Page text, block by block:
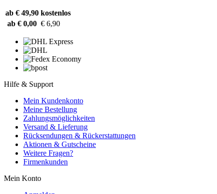
ab € 49,90 kostenlos
ab € 0,00 € 6,90
Hilfe & Support
Mein Kundenkonto
Meine Bestellung
Zahlungsmöglichkeiten
Versand & Lieferung
Rücksendungen & Rückerstattungen
Aktionen & Gutscheine
Weitere Fragen?
Firmenkunden
Mein Konto